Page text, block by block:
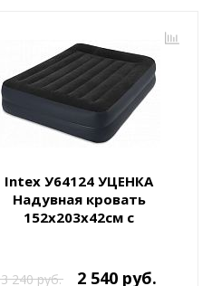
Intex У64124 УЦЕНКА
Надувная кровать
152х203х42см с
3 240 руб. 2 540 руб.